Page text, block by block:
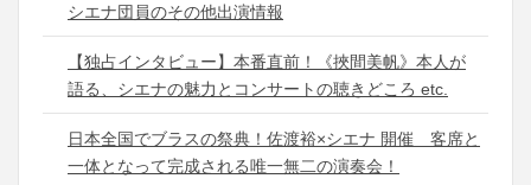
シエナ団員のその他出演情報
【独占インタビュー】本番直前！《挾間美帆》本人が
語る、シエナの魅力とコンサートの聴きどころ etc.
日本全国でブラスの祭典！佐渡裕×シエナ 開催 客席と
一体となって完成される唯一無二の演奏会！